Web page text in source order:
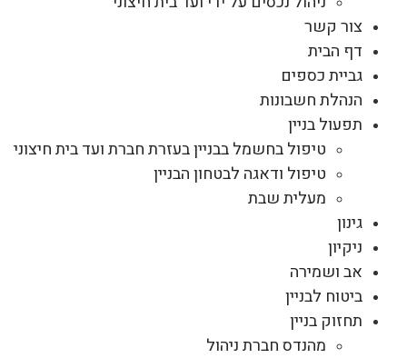
צור קשר
דף הבית
גביית כספים
הנהלת חשבונות
תפעול בניין
טיפול בחשמל בבניין בעזרת חברת ועד בית חיצוני
טיפול ודאגה לבטחון הבניין
מעלית שבת
גינון
ניקיון
אב ושמירה
ביטוח לבניין
תחזוק בניין
מהנדס חברת ניהול